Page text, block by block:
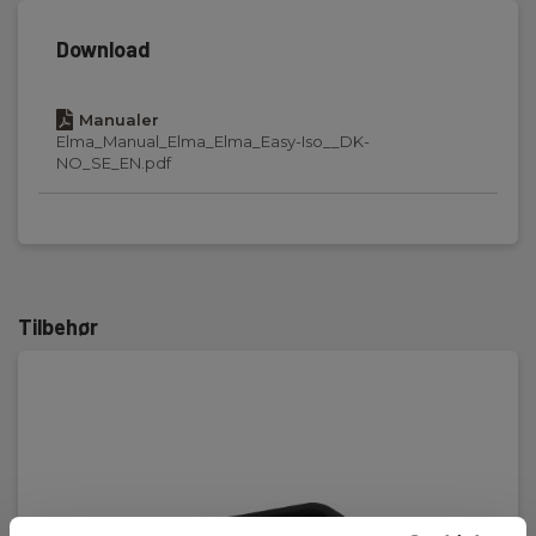
Download
Manualer
Elma_Manual_Elma_Elma_Easy-Iso__DK-
NO_SE_EN.pdf
Tilbehør